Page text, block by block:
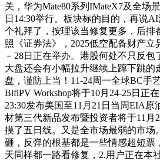
关，华为Mate80系列IMateX7及全场
日14:30举行。板块标的目的，再说
个礼拜了，按理该当修复更多，后排
照《证券法》，2025低空配备财产立
﹣28日正在举办。港股何处不只反
大盘还会有小幅拉升继续上蹿下跳的
盘，谨防上当！11-24周一全球BC手
BifiPV Workshop将于10月24-25日正
23:30发布美国至11月21日当周EIA
材第三代新品发布暨投资者将于11月
摸了五日线。又是全市场最弱的市场
砸，反弹的根基都是一些情感超短票
天同样都一路看修复，2.用户正在本